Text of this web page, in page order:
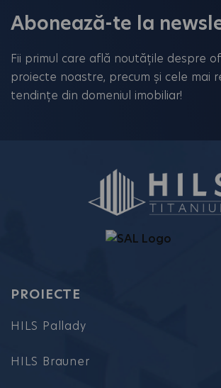
image
continue.
Abonează-te la
Fii primul care află noutățile despre
proiecte noastre, precum și cele mai
tendințe din domeniul imobiliar!
PROIECTE
HILS Pallady
HILS Brauner